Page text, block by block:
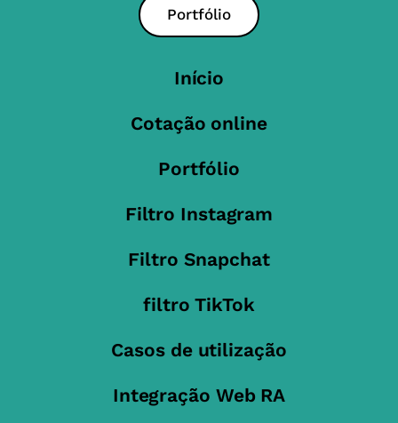
Portfólio
Início
Cotação online
Portfólio
Filtro Instagram
Filtro Snapchat
filtro TikTok
Casos de utilização
Integração Web RA